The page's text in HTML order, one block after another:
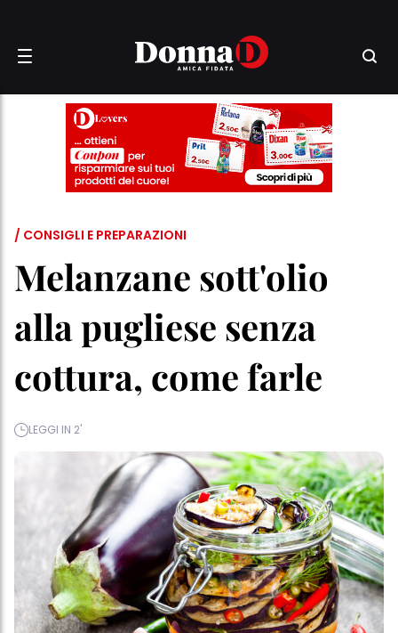
/ CONSIGLI E PREPARAZIONI
Melanzane sott'olio
alla pugliese senza
cottura, come farle
LEGGI IN 2'